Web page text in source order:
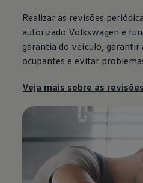
Realizar as revisões
autorizado Volkswagen é
garantia do veículo, garantir
ocupantes e evitar
Veja mais sobre as